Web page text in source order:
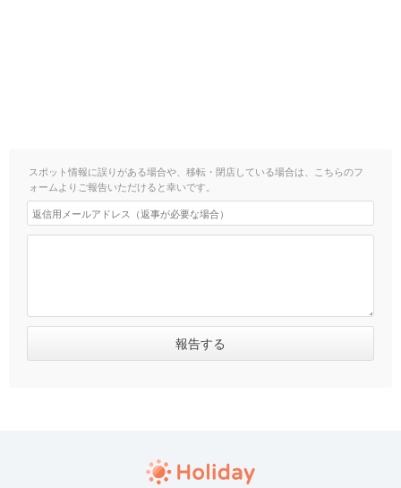
スポット情報に誤りがある場合や、移転・閉店している場合は、こちらのフ
ォームよりご報告いただけると幸いです。